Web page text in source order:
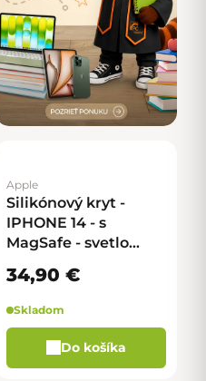
Apple
Silikónový kryt -
IPHONE 14 - s
MagSafe - svetlo
34,90 €
Skladom
Do košíka